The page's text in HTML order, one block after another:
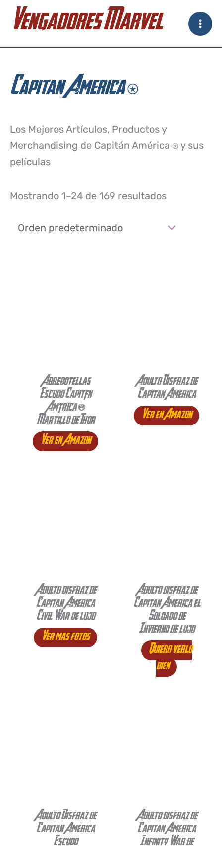
Vengadores Marvel
Capitan America ⍟
Los Mejores Artículos, Productos y
Merchandising de Capitán América ⍟ y sus
películas
Mostrando 1–24 de 169 resultados
Abrebotellas
Escudo Capitán
América +
Martillo de Thor
Ver en Amazon
Adulto Disfraz de
Capitan America
Ver en Amazon
Adulto disfraz de
Capitan America
Civil War de lujo
Ver mas fotos
Adulto disfraz de
Capitan America el
Soldado de
Invierno de lujo
Quiero verlo
bien
Adulto Disfraz de
Capitan America
Escudo
Adulto disfraz de
Capitan America
Infinity War de